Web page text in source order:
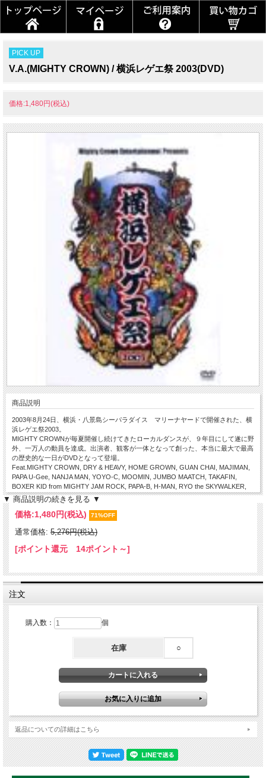
PICK UP
V.A.(MIGHTY CROWN) / 横浜レゲエ祭 2003(DVD)
価格:1,480円(税込)
商品説明
2003年8月24日、横浜・八景島シーパラダイス マリーナヤードで開催された、横
浜レゲエ祭2003。
MIGHTY CROWNが毎夏開催し続けてきたローカルダンスが、９年目にして遂に野
外、一万人の動員を達成。出演者、観客が一体となって創った、本当に最大で最高
の歴史的な一日がDVDとなって登場。
Feat.MIGHTY CROWN, DRY & HEAVY, HOME GROWN, GUAN CHAI, MAJIMAN,
PAPA U-Gee, NANJA MAN, YOYO-C, MOOMIN, JUMBO MAATCH, TAKAFIN,
BOXER KID from MIGHTY JAM ROCK, PAPA-B, H-MAN, RYO the SKYWALKER,
PUSHIM, FIRE BALL
▼ 商品説明の続きを見る ▼
価格:1,480円(税込) 71%OFF
通常価格: 5,276円(税込)
[ポイント還元 14ポイント～]
注文
購入数： 個
在庫 ○
返品についての詳細はこちら